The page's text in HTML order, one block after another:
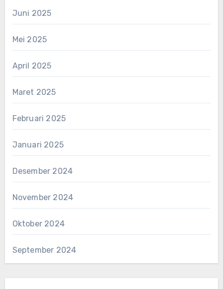
Juni 2025
Mei 2025
April 2025
Maret 2025
Februari 2025
Januari 2025
Desember 2024
November 2024
Oktober 2024
September 2024